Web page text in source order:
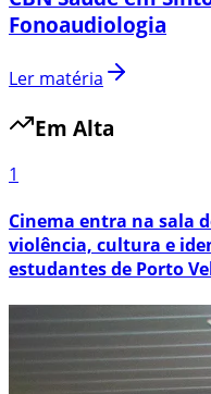
Fonoaudiologia
Ler matéria
Em Alta
1
Cinema entra na sala
violência, cultura e
estudantes de Porto